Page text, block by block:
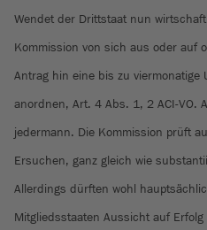
Wendet der Drittstaat nun
Kommission von sich aus oder auf
Antrag hin eine bis zu viermonatige
anordnen, Art. 4 Abs. 1, 2 ACI-VO.
jedermann. Die Kommission prüft
Ersuchen, ganz gleich wie
Allerdings dürften wohl
Mitgliedsstaaten Aussicht auf Erfolg